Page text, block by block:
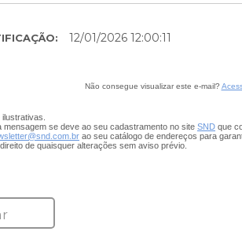
12/01/2026 12:00:11
Não consegue visualizar este e-mail?
mensagem se deve ao seu cadastramento no site SND que
ao seu catálogo de endereços para
de quaisquer alterações sem aviso prévio.